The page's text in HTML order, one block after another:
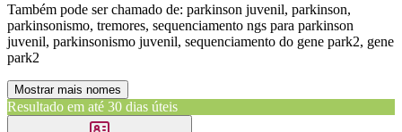
Também pode ser chamado de: parkinson juvenil, parkinson,
parkinsonismo, tremores, sequenciamento ngs para parkinson
juvenil, parkinsonismo juvenil, sequenciamento do gene park2, gene
park2
Mostrar mais nomes
Resultado em até 30 dias úteis